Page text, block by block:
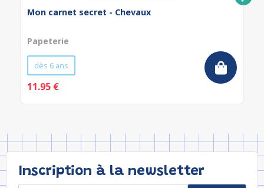
Mon carnet secret - Chevaux
Papeterie
dès 6 ans
11.95 €
Inscription à la newsletter